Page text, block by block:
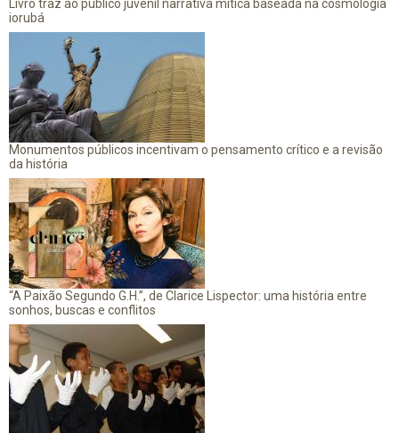
Livro traz ao público juvenil narrativa mítica baseada na cosmologia
iorubá
Monumentos públicos incentivam o pensamento crítico e a revisão
da história
“A Paixão Segundo G.H.”, de Clarice Lispector: uma história entre
sonhos, buscas e conflitos